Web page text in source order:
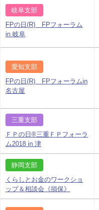
岐阜支部
FPの日(R) FPフォーラム
in 岐阜
愛知支部
FPの日(R) FPフォーラムin
名古屋
三重支部
ＦＰの日®三重ＦＰフォーラ
ム2018 in 津
静岡支部
くらしとお金のワークショ
ップ＆相談会《損保》